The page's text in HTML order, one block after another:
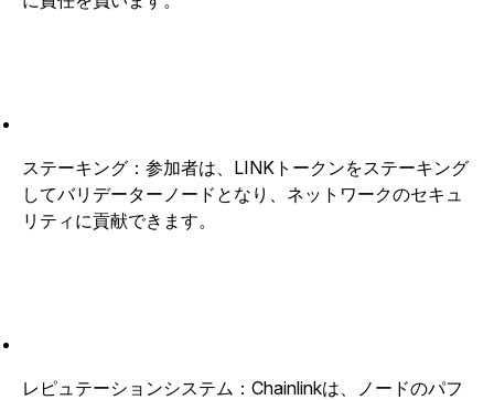
ステーキング：参加者は、LINKトークンをステーキング
してバリデーターノードとなり、ネットワークのセキュ
リティに貢献できます。
レピュテーションシステム：Chainlinkは、ノードのパフ